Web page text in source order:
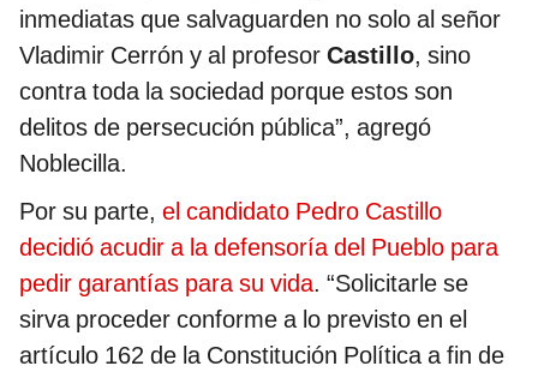
inmediatas que salvaguarden no solo al señor
Vladimir Cerrón y al profesor Castillo, sino
contra toda la sociedad porque estos son
delitos de persecución pública”, agregó
Noblecilla.
Por su parte, el candidato Pedro Castillo
decidió acudir a la defensoría del Pueblo para
pedir garantías para su vida. “Solicitarle se
sirva proceder conforme a lo previsto en el
artículo 162 de la Constitución Política a fin de